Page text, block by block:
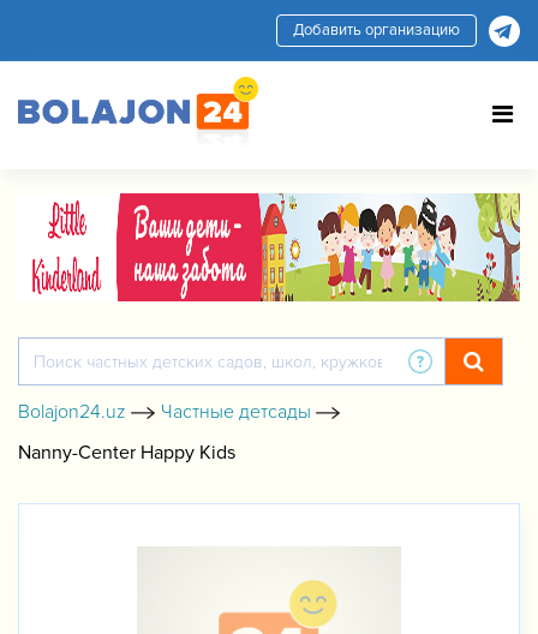
Добавить организацию
Bolajon24.uz
Частные детсады
Nanny-Center Happy Kids